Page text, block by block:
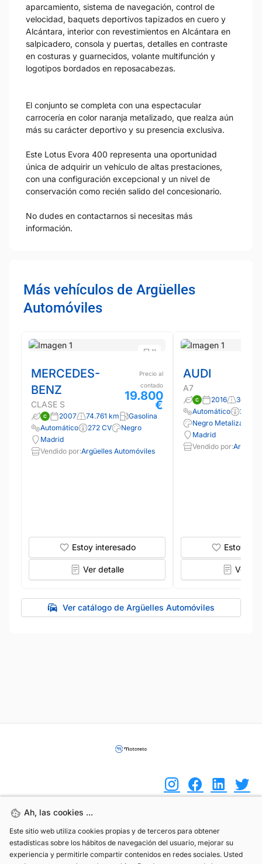
aparcamiento, sistema de navegación, control de
velocidad, baquets deportivos tapizados en cuero y
Alcántara, interior con revestimientos en Alcántara en
salpicadero, consola y puertas, detalles en contraste
en costuras y guarnecidos, volante multifunción y
logotipos bordados en reposacabezas.
El conjunto se completa con una espectacular
carrocería en color naranja metalizado, que realza aún
más su carácter deportivo y su presencia exclusiva.
Este Lotus Evora 400 representa una oportunidad
única de adquirir un vehículo de altas prestaciones,
con una configuración excepcional y un nivel de
conservación como recién salido del concesionario.
No dudes en contactarnos si necesitas más
información.
Más vehículos de Argüelles
Automóviles
11
MERCEDES-
BENZ
CLASE S
Precio al
contado
19.800
€
2007 74.761 km
Gasolina
Automático
272 CV
Negro
Madrid
Vendido por:Argüelles Automóviles
Estoy interesado
Ver detalle
AUDI
A7
2016
Automático
218 CV
Negro Metalizado
Madrid
Vendido por:
Estoy
Ver
Ver catálogo de Argüelles Automóviles
Ah, las cookies ...
Este sitio web utiliza cookies propias y de terceros para obtener
estadísticas sobre los hábitos de navegación del usuario, mejorar su
experiencia y permitirle compartir contenidos en redes sociales. Usted
Ah, las cookies ...
Este sitio web utiliza cookies propias y de terceros para obtener
estadísticas sobre los hábitos de navegación del usuario, mejorar su
experiencia y permitirle compartir contenidos en redes sociales. Usted
(+34) 744 408 070
info@motoreto.com